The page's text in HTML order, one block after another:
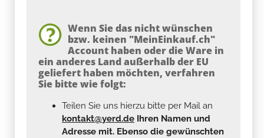
Wenn Sie das nicht wünschen
bzw. keinen "MeinEinkauf.ch"
Account haben oder die Ware in
ein anderes Land außerhalb der EU
geliefert haben möchten, verfahren
Sie bitte wie folgt:
Teilen Sie uns hierzu bitte per Mail an
kontakt@yerd.de Ihren Namen und
Adresse mit. Ebenso die gewünschten